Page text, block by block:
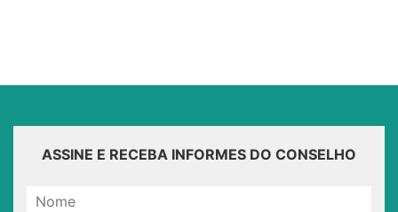
ASSINE E RECEBA INFORMES DO CONSELHO